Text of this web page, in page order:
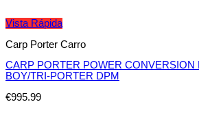
Vista Rápida
Carp Porter Carro
CARP PORTER POWER CONVERSION
BOY/TRI-PORTER DPM
€995.99